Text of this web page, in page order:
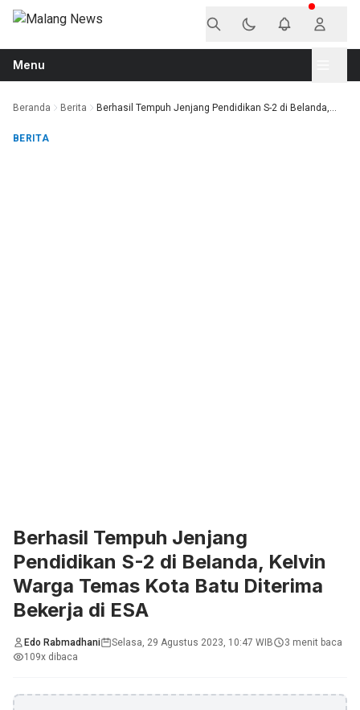
Langsung ke konten
Menu
Beranda Berita Berhasil Tempuh Jenjang Pendidikan S-2 di Belanda,...
BERITA
Berhasil Tempuh Jenjang
Pendidikan S-2 di Belanda, Kelvin
Warga Temas Kota Batu Diterima
Bekerja di ESA
Edo Rabmadhani Selasa, 29 Agustus 2023, 10:47 WIB
3 menit baca
109x dibaca